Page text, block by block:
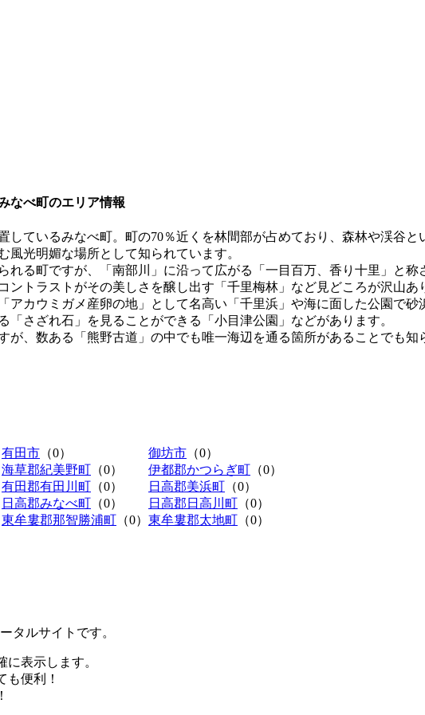
なべ町のエリア情報
しているみなべ町。町の70％近くを林間部が占めており、森林や渓谷
風光明媚な場所として知られています。
れる町ですが、「南部川」に沿って広がる「一目百万、香り十里」と
ントラストがその美しさを醸し出す「千里梅林」など見どころが沢山あ
アカウミガメ産卵の地」として名高い「千里浜」や海に面した公園で
「さざれ石」を見ることができる「小目津公園」などがあります。
が、数ある「熊野古道」の中でも唯一海辺を通る箇所があることでも
有田市 （0） 御坊市 （0）
海草郡紀美野町 （0） 伊都郡かつらぎ町 （0）
有田郡有田川町 （0） 日高郡美浜町 （0）
日高郡みなべ町 （0） 日高郡日高川町 （0）
東牟婁郡那智勝浦町 （0） 東牟婁郡太地町 （0）
タルサイトです。
表示します。
も便利！